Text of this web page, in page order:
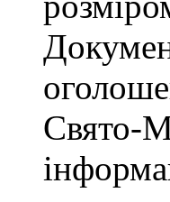
Свято-